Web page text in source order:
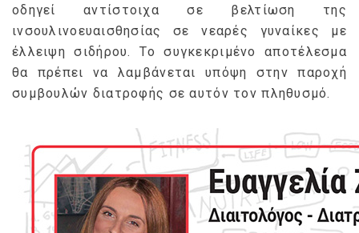
οδηγεί αντίστοιχα σε βελτίωση της
ινσουλινοευαισθησίας σε νεαρές γυναίκες με
έλλειψη σιδήρου. Το συγκεκριμένο αποτέλεσμα
θα πρέπει να λαμβάνεται υπόψη στην παροχή
συμβουλών διατροφής σε αυτόν τον πληθυσμό.